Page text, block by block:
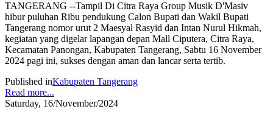
TANGERANG --Tampil Di Citra Raya Group Musik D'Masiv
hibur puluhan Ribu pendukung Calon Bupati dan Wakil Bupati
Tangerang nomor urut 2 Maesyal Rasyid dan Intan Nurul Hikmah,
kegiatan yang digelar lapangan depan Mall Ciputera, Citra Raya,
Kecamatan Panongan, Kabupaten Tangerang, Sabtu 16 November
2024 pagi ini, sukses dengan aman dan lancar serta tertib.
Published inKabupaten Tangerang
Read more...
Saturday, 16/November/2024